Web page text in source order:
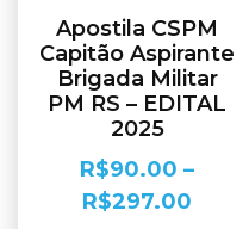
Apostila CSPM
Capitão Aspirante
Brigada Militar
PM RS – EDITAL
2025
R$90.00 –
R$297.00